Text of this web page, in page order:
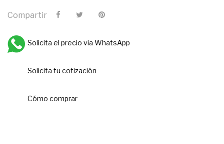
Compartir
Solicita el precio via WhatsApp
Solicita tu cotización
Cómo comprar